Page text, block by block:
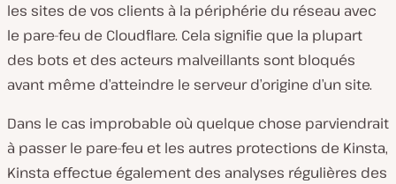
les sites de vos clients à la périphérie du réseau avec
le pare-feu de Cloudflare. Cela signifie que la plupart
des bots et des acteurs malveillants sont bloqués
avant même d’atteindre le serveur d’origine d’un site.
Dans le cas improbable où quelque chose parviendrait
à passer le pare-feu et les autres protections de Kinsta,
Kinsta effectue également des analyses régulières des